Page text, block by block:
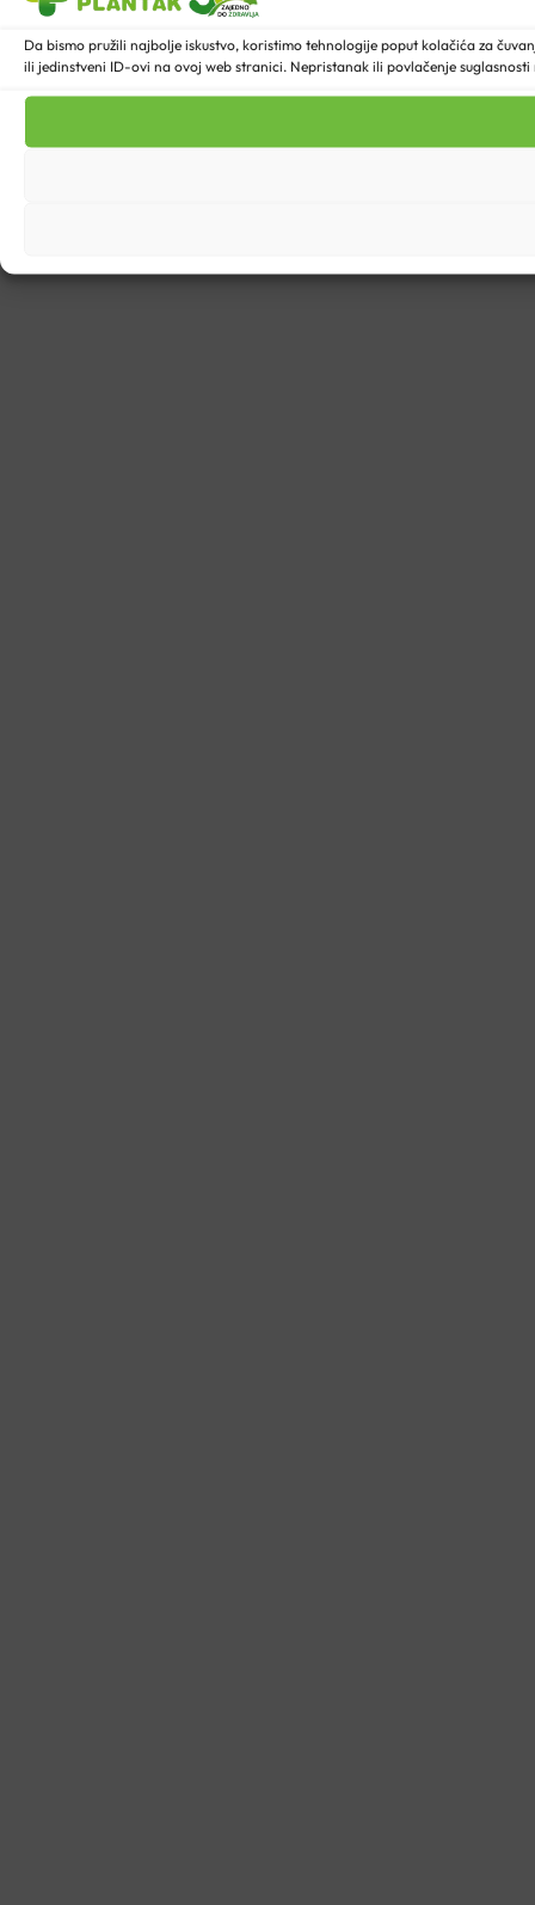
Da bismo pružili najbolje iskustvo, koristimo tehnologije poput kolačića za
ili jedinstveni ID-ovi na ovoj web stranici. Nepristanak ili povlačenje